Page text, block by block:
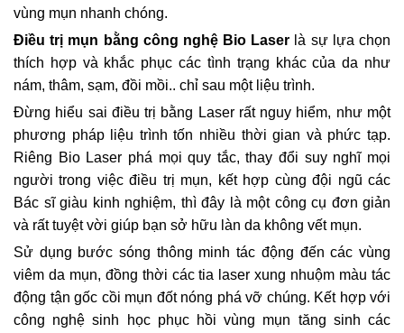
vùng mụn nhanh chóng.
Điều trị mụn bằng công nghệ Bio Laser là sự lựa chọn
thích hợp và khắc phục các tình trạng khác của da như
nám, thâm, sạm, đồi mồi.. chỉ sau một liệu trình.
Đừng hiểu sai điều trị bằng Laser rất nguy hiểm, như một
phương pháp liệu trình tốn nhiều thời gian và phức tạp.
Riêng Bio Laser phá mọi quy tắc, thay đổi suy nghĩ mọi
người trong việc điều trị mụn, kết hợp cùng đội ngũ các
Bác sĩ giàu kinh nghiệm, thì đây là một công cụ đơn giản
và rất tuyệt vời giúp bạn sở hữu làn da không vết mụn.
Sử dụng bước sóng thông minh tác động đến các vùng
viêm da mụn, đồng thời các tia laser xung nhuộm màu tác
động tận gốc cồi mụn đốt nóng phá vỡ chúng. Kết hợp với
công nghệ sinh học phục hồi vùng mụn tăng sinh các